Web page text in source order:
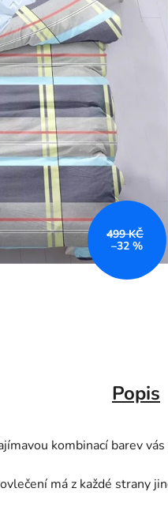
499 KČ
–32 %
Popis
kombinací barev
má z každé strany